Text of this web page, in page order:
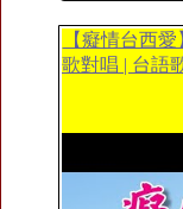
【癡情台西
歌對唱 | 台語